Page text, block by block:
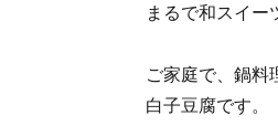
まるで和スイー
ご家庭で、鍋料
白子豆腐です。